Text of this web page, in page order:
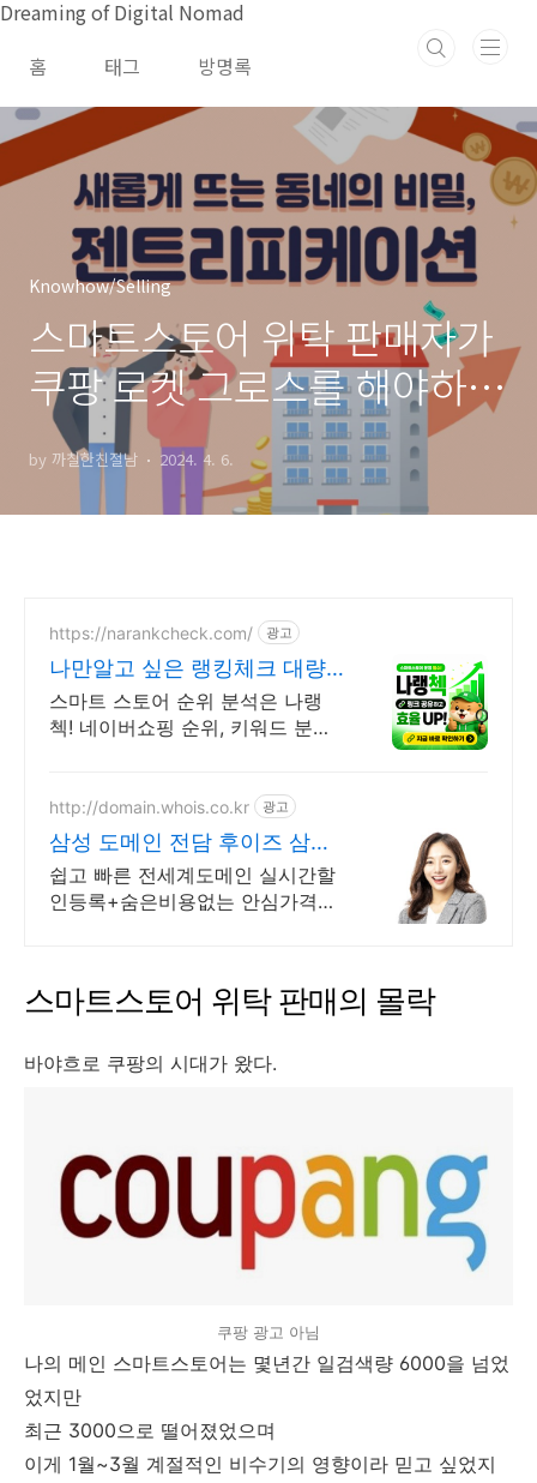
본문 바로가기
Dreaming of Digital Nomad
홈
태그 방명록
Knowhow/Selling
스마트스토어 위탁 판매자가
쿠팡 로켓 그로스를 해야하는
이유
by 까칠한친절남 2024. 4. 6.
https://narankcheck.com/ 광고
나만알고 싶은 랭킹체크 대량
키워드 분석
스마트 스토어 순위 분석은 나랭
첵! 네이버쇼핑 순위, 키워드 분석
이 가능!
http://domain.whois.co.kr 광고
삼성 도메인 전담 후이즈 삼성
닷컴 관리기업
쉽고 빠른 전세계도메인 실시간할
인등록+숨은비용없는 안심가격
스마트스토어 위탁 판매의 몰락
바야흐로 쿠팡의 시대가 왔다.
쿠팡 광고 아님
나의 메인 스마트스토어는 몇년간 일검색량 6000을 넘었
었지만
최근 3000으로 떨어졌었으며
이게 1월~3월 계절적인 비수기의 영향이라 믿고 싶었지